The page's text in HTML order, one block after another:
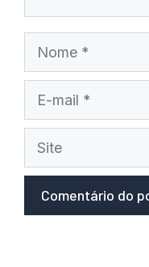
Nome
mail
Site